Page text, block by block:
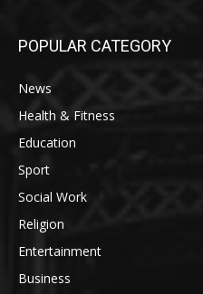
POPULAR CATEGORY
News
Health & Fitness
Education
Sport
Social Work
Religion
Entertainment
Business